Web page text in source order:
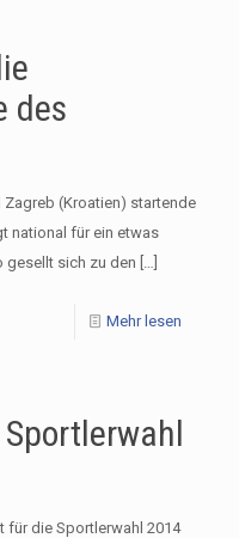
des
Zagreb (Kroatien) startende
national für ein etwas
gesellt sich zu den […]
Mehr lesen
für die Sportlerwahl 2014